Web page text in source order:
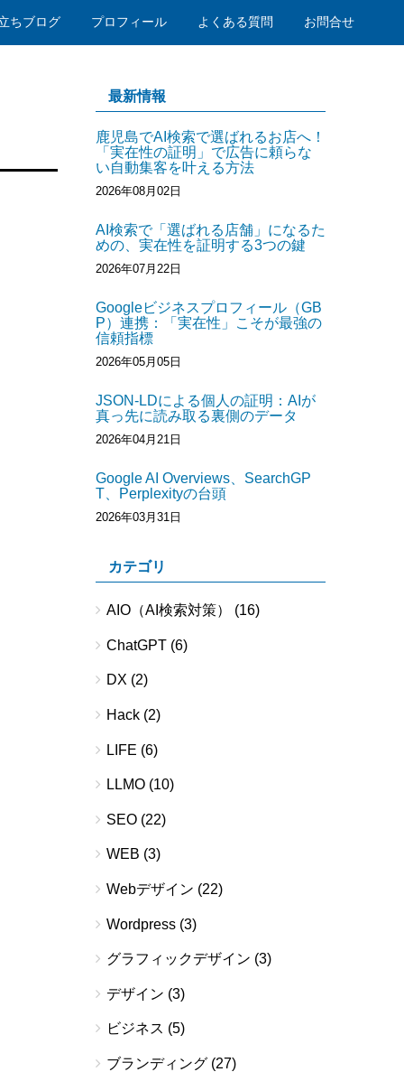
ちブログ プロフィール よくある質問 お問合せ
最新情報
鹿児島でAI検索で選ばれるお店へ！
「実在性の証明」で広告に頼らな
い自動集客を叶える方法
2026年08月02日
AI検索で「選ばれる店舗」になるた
めの、実在性を証明する3つの鍵
2026年07月22日
Googleビジネスプロフィール（GB
P）連携：「実在性」こそが最強の
信頼指標
2026年05月05日
JSON-LDによる個人の証明：AIが
真っ先に読み取る裏側のデータ
2026年04月21日
Google AI Overviews、SearchGP
T、Perplexityの台頭
2026年03月31日
カテゴリ
AIO（AI検索対策） (16)
ChatGPT(6)
DX (2)
Hack(2)
LIFE (6)
LLMO(10)
SEO(22)
WEB (3)
Webデザイン (22)
Wordpress(3)
グラフィックデザイン (3)
デザイン (3)
ビジネス (5)
ブランディング(27)